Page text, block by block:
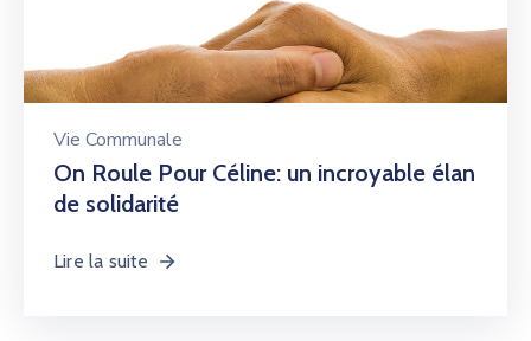
Vie Communale
On Roule Pour Céline: un incroyable élan
de solidarité
Lire la suite